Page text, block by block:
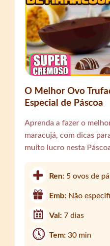
O Melhor Ovo
Especial de Páscoa
Aprenda a fazer o
maracujá, com dicas
muito lucro nesta
Ren: 5 ovos de
Emb: Não
Val:7 dias
Tem:30 min